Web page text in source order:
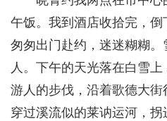
午饭。我到酒店收拾完，
匆匆出门赴约，迷迷糊糊
人。下午的天光落在白雪
游人的步伐，沿着歌德大街
穿过溪流似的莱讷运河，